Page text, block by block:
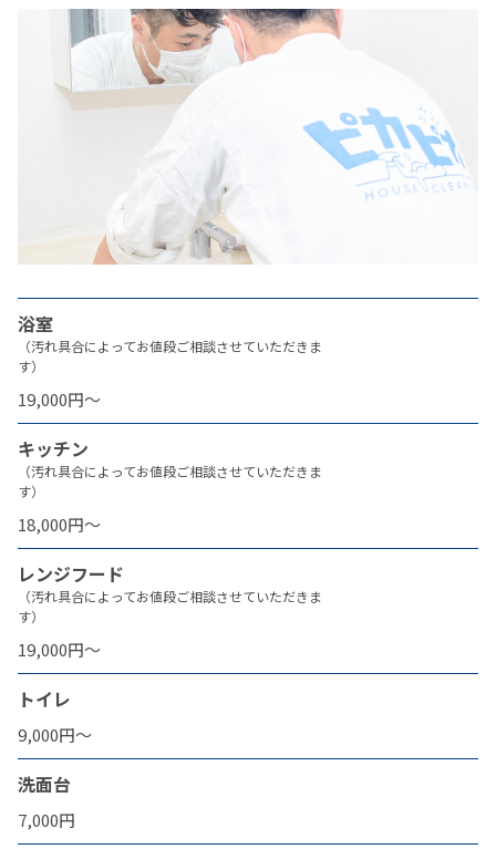
浴室
（汚れ具合によってお値段ご相談させていただきま
す）
19,000円〜
キッチン
（汚れ具合によってお値段ご相談させていただきま
す）
18,000円〜
レンジフード
（汚れ具合によってお値段ご相談させていただきま
す）
19,000円〜
トイレ
9,000円〜
洗面台
7,000円